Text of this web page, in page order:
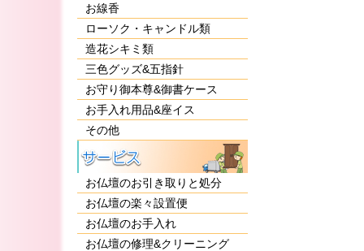
お線香
ローソク・キャンドル類
造花シキミ類
三色グッズ&五指針
お守り御本尊&御書ケース
お手入れ用品&座イス
その他
お仏壇のお引き取りと処分
お仏壇の楽々設置便
お仏壇のお手入れ
お仏壇の修理&クリーニング